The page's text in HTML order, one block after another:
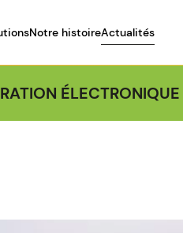
Notre histoireActualités